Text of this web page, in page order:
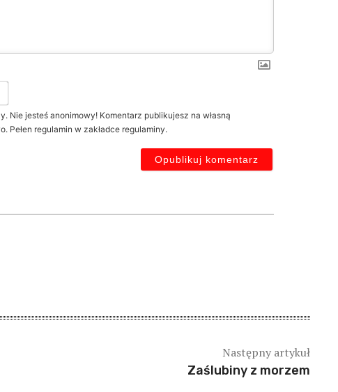
Twój
Nie jesteś anonimowy! Komentarz publikujesz na własną
Pełen regulamin w zakładce regulaminy.
Następny artykuł
Zaślubiny z morzem